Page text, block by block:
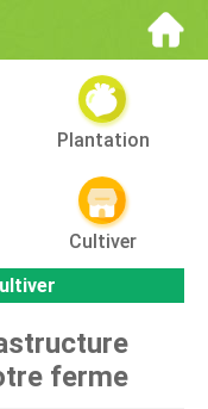
Plantation
Cultiver
ferme